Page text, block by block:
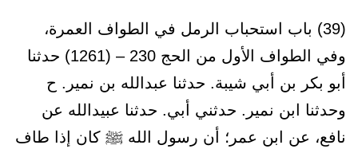
(39) باب استحباب الرمل في الطواف العمرة،
وفي الطواف الأول من الحج 230 – (1261) حدثنا
أبو بكر بن أبي شيبة. حدثنا عبدالله بن نمير. ح
وحدثنا ابن نمير. حدثني أبي. حدثنا عبيدالله عن
نافع، عن ابن عمر؛ أن رسول الله ﷺ كان إذا طاف